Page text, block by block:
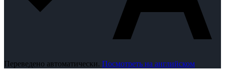
Переведено автоматически. Посмотреть на английском